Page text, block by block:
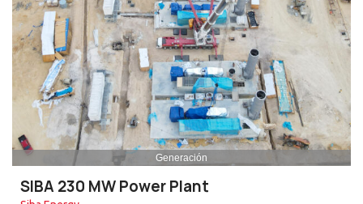
Generación
SIBA 230 MW Power Plant